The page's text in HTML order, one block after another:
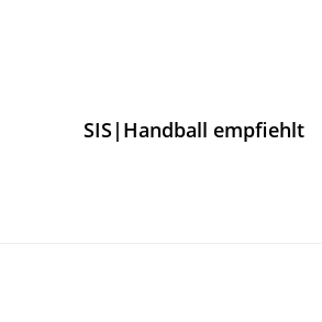
SIS|Handball empfiehlt